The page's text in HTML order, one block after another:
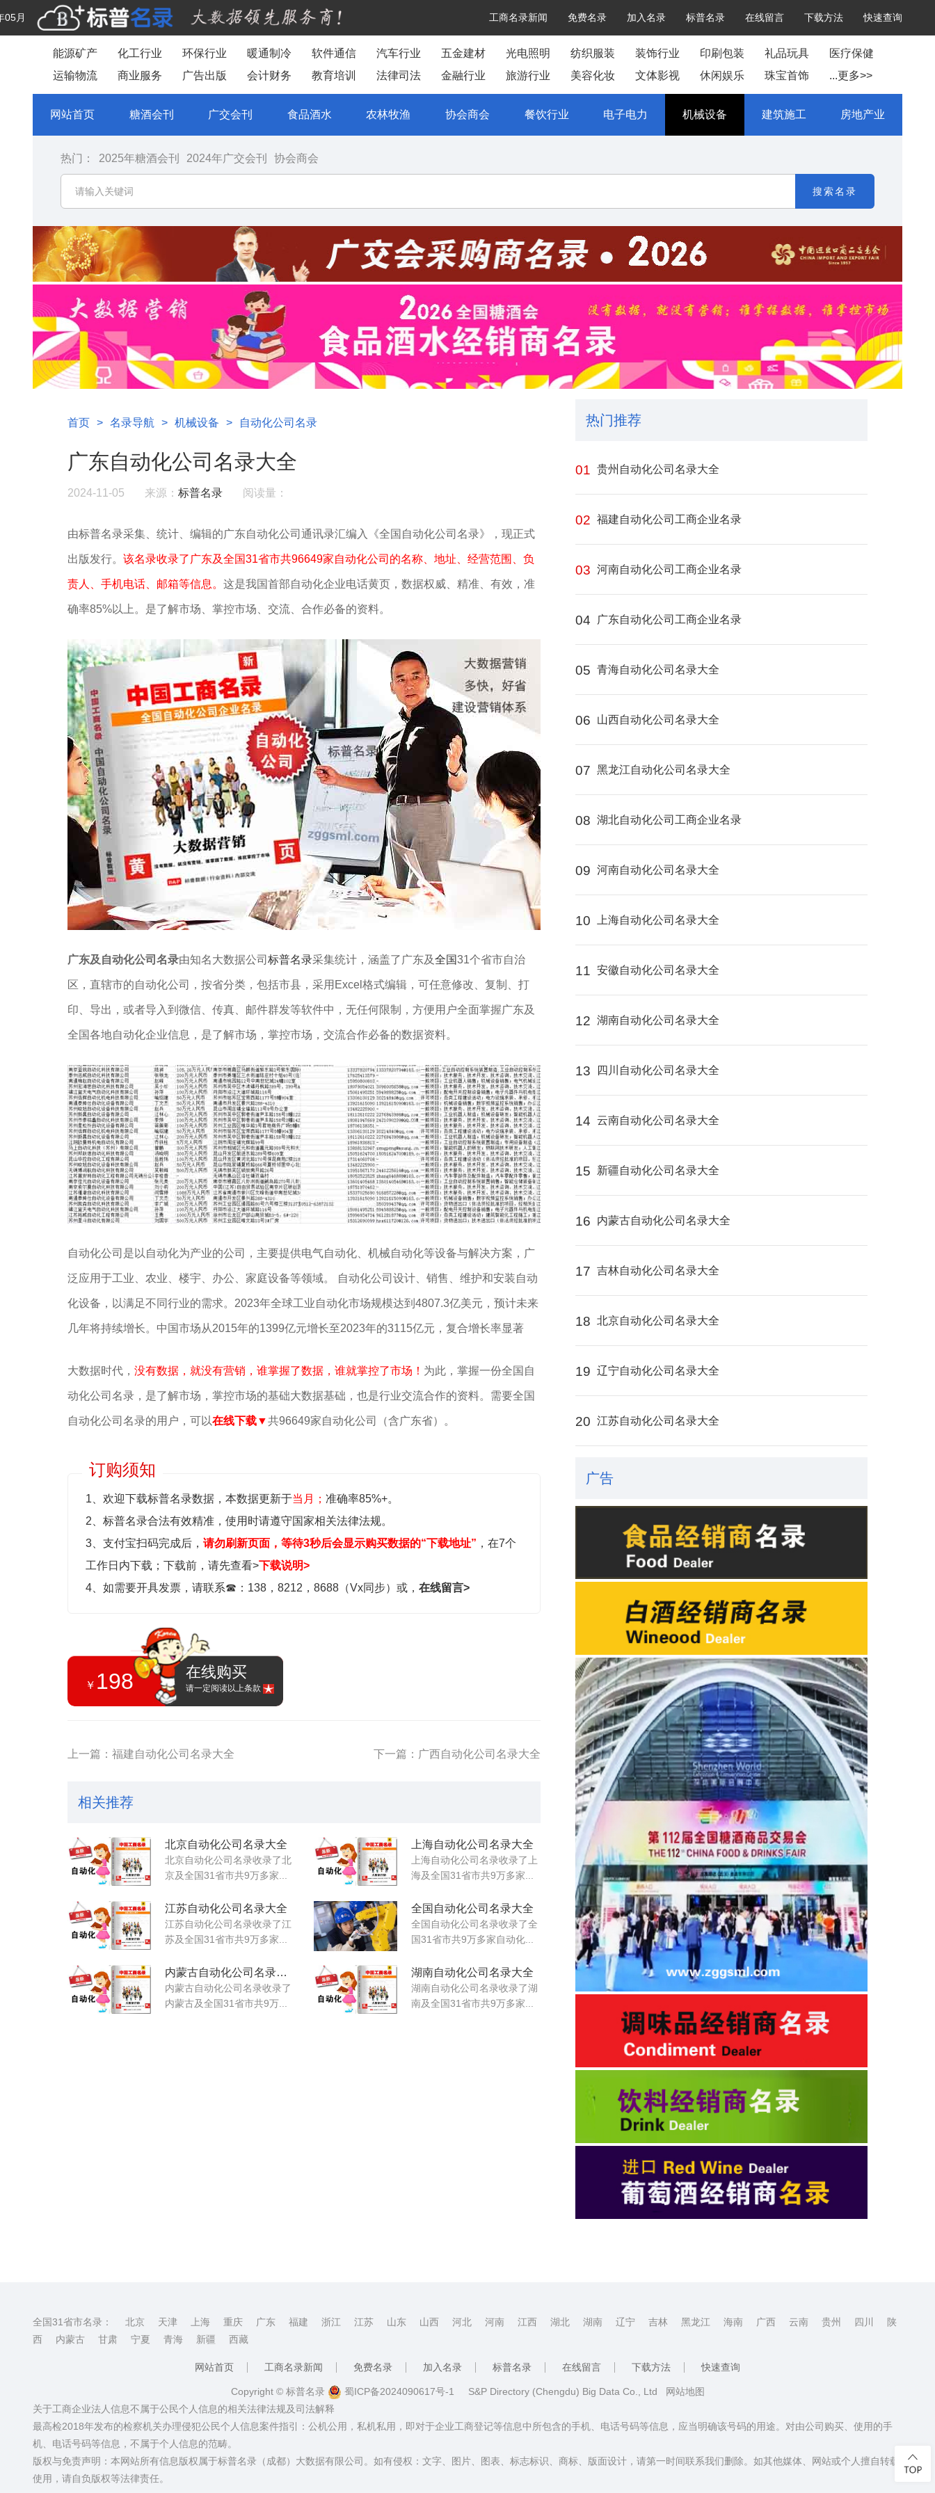
工商名录新闻 免费名录 加入名录 标普名录 在线留言 下载方法 快速查询
05月
能源矿产 化工行业 环保行业 暖通制冷 软件通信 汽车行业 五金建材 光电照明 纺织服装 装饰行业 印刷包装 礼品玩具
医疗保健
运输物流
商业服务 广告出版 会计财务 教育培训 法律司法 金融行业 旅游行业 美容化妆 文体影视 休闲娱乐 珠宝首饰 ...更多>>
网站首页 糖酒会刊 广交会刊 食品酒水 农林牧渔 协会商会 餐饮行业 电子电力 机械设备 建筑施工 房地产业
热门： 2025年糖酒会刊 2024年广交会刊 协会商会
搜索名录
首页 > 名录导航 > 机械设备 > 自动化公司名录
广东自动化公司名录大全
2024-11-05 来源： 标普名录 阅读量：
由标普名录采集、统计、编辑的广东自动化公司通讯录汇编入《全国自动化公司名录》，现正式
出版发行。 该名录收录了广东及全国31省市共96649家自动化公司的名称、地址、经营范围、负
责人、手机电话、邮箱等信息。 这是我国首部自动化企业电话黄页，数据权威、精准、有效，准
确率85%以上。是了解市场、掌控市场、交流、合作必备的资料。
广东及自动化公司名录由知名大数据公司 标普名录采集统计，涵盖了广东及全国31个省市自治
区，直辖市的自动化公司，按省分类，包括市县，采用Excel格式编辑，可任意修改、复制、打
印、导出，或者导入到微信、传真、邮件群发等软件中，无任何限制，方便用户全面掌握广东及
全国各地自动化企业信息，是了解市场，掌控市场，交流合作必备的数据资料。
‌‌自动化公司是以自动化为产业的公司，主要提供‌电气自动化、‌机械自动化等设备与解决方案，广
泛应用于工业、‌农业、‌楼宇、‌办公、‌家庭设备等领域。‌ 自动化公司设计、销售、维护和安装自动
化设备，以满足不同行业的需求。2023年全球工业自动化市场规模达到4807.3亿美元，预计未来
几年将持续增长。中国市场从2015年的1399亿元增长至2023年的3115亿元，复合增长率显著‌
大数据时代， 没有数据，就没有营销，谁掌握了数据，谁就掌控了市场！ 为此，掌握一份全国自
动化公司名录，是了解市场，掌控市场的基础大数据基础，也是行业交流合作的资料。需要全国
自动化公司名录的用户，可以在线下载▼共96649家自动化公司（含广东省）。
订购须知
1、欢迎下载标普名录数据，本数据更新于当月； 准确率85%+。
2、标普名录合法有效精准，使用时请遵守国家相关法律法规。
3、支付宝扫码完成后， 请勿刷新页面，等待3秒后会显示购买数据的“下载地址” ，在7个
工作日内下载； 下载前，请先查看>下载说明>
4、如需要开具发票，请联系☎ ：138，8212，8688（Vx同步）或， 在线留言>
￥ 198 在线购买
请一定阅读以上条款
上一篇：福建自动化公司名录大全 下一篇：广西自动化公司名录大全
相关推荐
北京自动化公司名录大全
北京自动化公司名录收录了北
京及全国31省市共9万多家...
上海自动化公司名录大全
上海自动化公司名录收录了上
海及全国31省市共9万多家...
江苏自动化公司名录大全
江苏自动化公司名录收录了江
苏及全国31省市共9万多家...
全国自动化公司名录大全
全国自动化公司名录收录了全
国31省市共9万多家自动化...
内蒙古自动化公司名录大全
内蒙古自动化公司名录收录了
内蒙古及全国31省市共9万...
湖南自动化公司名录大全
湖南自动化公司名录收录了湖
南及全国31省市共9万多家...
热门推荐
01 贵州自动化公司名录大全
02 福建自动化公司工商企业名录
03 河南自动化公司工商企业名录
04 广东自动化公司工商企业名录
05 青海自动化公司名录大全
06 山西自动化公司名录大全
07 黑龙江自动化公司名录大全
08 湖北自动化公司工商企业名录
09 河南自动化公司名录大全
10 上海自动化公司名录大全
11 安徽自动化公司名录大全
12 湖南自动化公司名录大全
13 四川自动化公司名录大全
14 云南自动化公司名录大全
15 新疆自动化公司名录大全
16 内蒙古自动化公司名录大全
17 吉林自动化公司名录大全
18 北京自动化公司名录大全
19 辽宁自动化公司名录大全
20 江苏自动化公司名录大全
广告
全国31省市名录： 北京 天津 上海 重庆 广东 福建 浙江 江苏 山东 山西 河北 河南 江西 湖北 湖南 辽宁 吉林 黑龙江 海南 广西 云南 贵州 四川
陕
西
内蒙古 甘肃 宁夏 青海 新疆 西藏
网站首页 工商名录新闻 免费名录 加入名录 标普名录 在线留言 下载方法 快速查询
Copyright © 标普名录 蜀ICP备2024090617号-1 S&P Directory (Chengdu) Big Data Co., Ltd 网站地图
关于工商企业法人信息不属于公民个人信息的相关法律法规及司法解释
最高检2018年发布的检察机关办理侵犯公民个人信息案件指引：公机公用，私机私用，即对于企业工商登记等信息中所包含的手机、电话号码等信息，应当明确该号码的用途。对由公司购买、使用的手
机、电话号码等信息，不属于个人信息的范畴。
版权与免责声明：本网站所有信息版权属于标普名录（成都）大数据有限公司。如有侵权：文字、图片、图表、标志标识、商标、版面设计，请第一时间联系我们删除。如其他媒体、网站或个人擅自转载
使用，请自负版权等法律责任。